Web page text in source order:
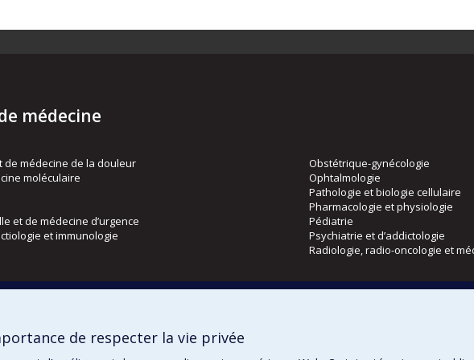
médecine
de médecine de la douleur
moléculaire
et de médecine d’urgence
et immunologie
Obstétrique-gynécologie
Ophtalmologie
Pathologie et biologie cellulaire
Pharmacologie et physiologie
Pédiatrie
Psychiatrie et d’addictologie
Radiologie, radio-oncologie et
de respecter la vie privée